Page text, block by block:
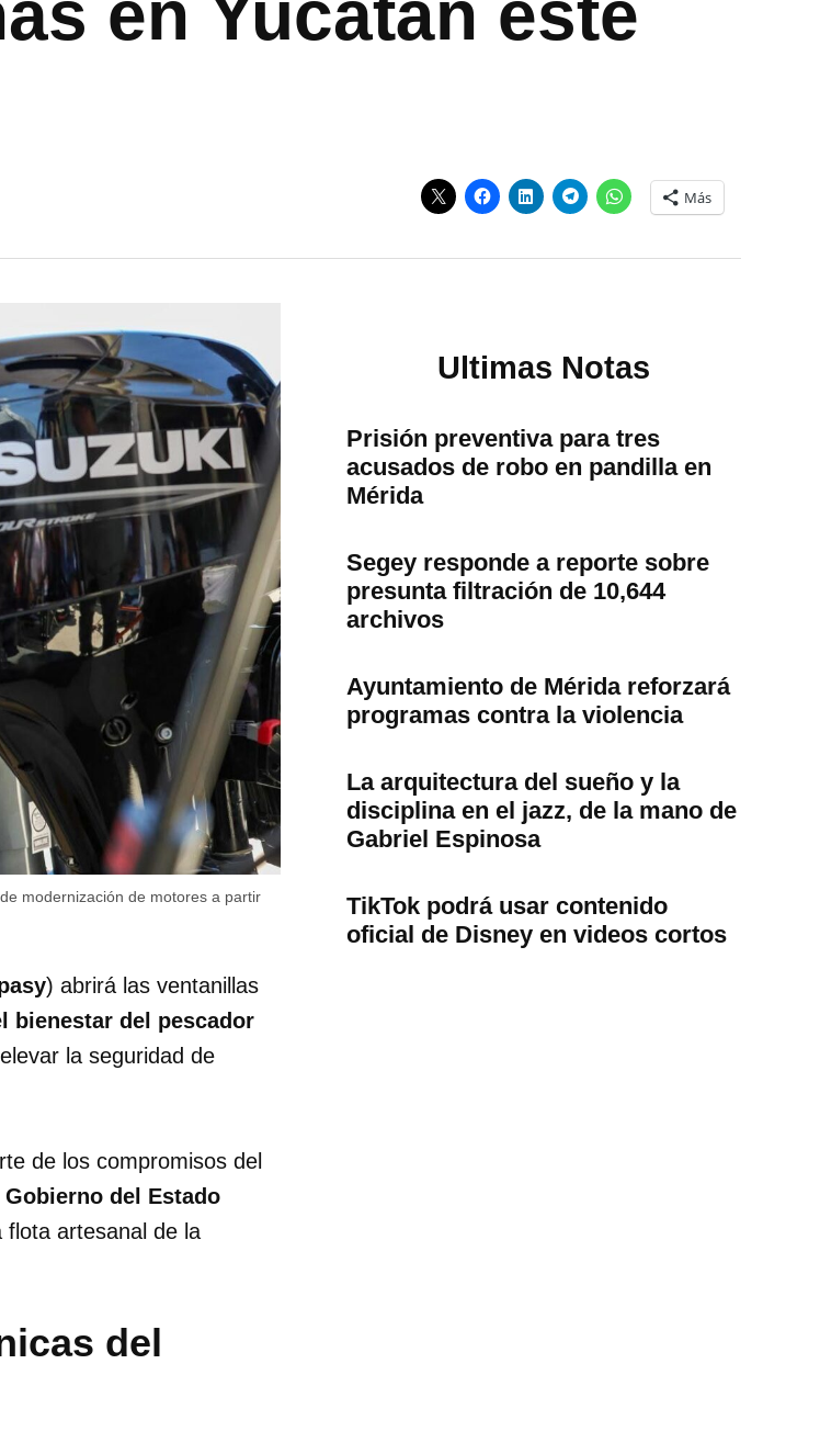
Más
modernización de motores a partir
) abrirá las ventanillas
bienestar del pescador
la seguridad de
de los compromisos del
Gobierno del Estado
flota artesanal de la
del
Ultimas Notas
Prisión preventiva para tres
acusados de robo en pandilla en
Mérida
Segey responde a reporte sobre
presunta filtración de 10,644
archivos
Ayuntamiento de Mérida reforzará
programas contra la violencia
La arquitectura del sueño y la
disciplina en el jazz, de la mano de
Gabriel Espinosa
TikTok podrá usar contenido
oficial de Disney en videos cortos